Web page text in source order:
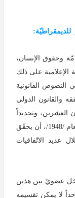
للديمقراطيّة:
وحقوق الإنسان،
الإعلامية على ذلك
النصوص القانونية
والقانون الدولي
العشرين، وتحديداً
مع صدور الإعلان العالميّ لحقوق الإنسان في العام /1948/، أن يحقّق
عديد الاتّفاقيات
عضويّ بين هذين
لا يمكن تقسيمه